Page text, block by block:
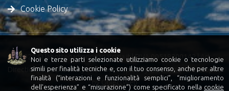
Cookie Policy
2021 © labottegadinonnapatrizia.it | PIVA 00518200142 | Art
Direction, Visual Identity and Photoraphic byCondivisa- Developed
by ObjectWeb
Questo sito utilizza i cookie
Noi e terze parti selezionate utilizziamo cookie o tecnologie
simili per finalità tecniche e, con il tuo consenso, anche per altre
finalità (“interazioni e funzionalità semplici”, “miglioramento
dell'esperienza” e “misurazione”) come specificato nella cookie